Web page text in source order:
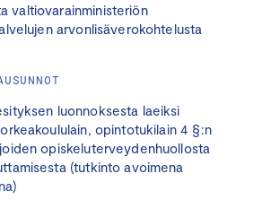
valtiovarainministeriön
arvonlisäverokohtelusta
luonnoksesta laeiksi
opintotukilain 4 §:n
opiskeluterveydenhuollosta
(tutkinto avoimena